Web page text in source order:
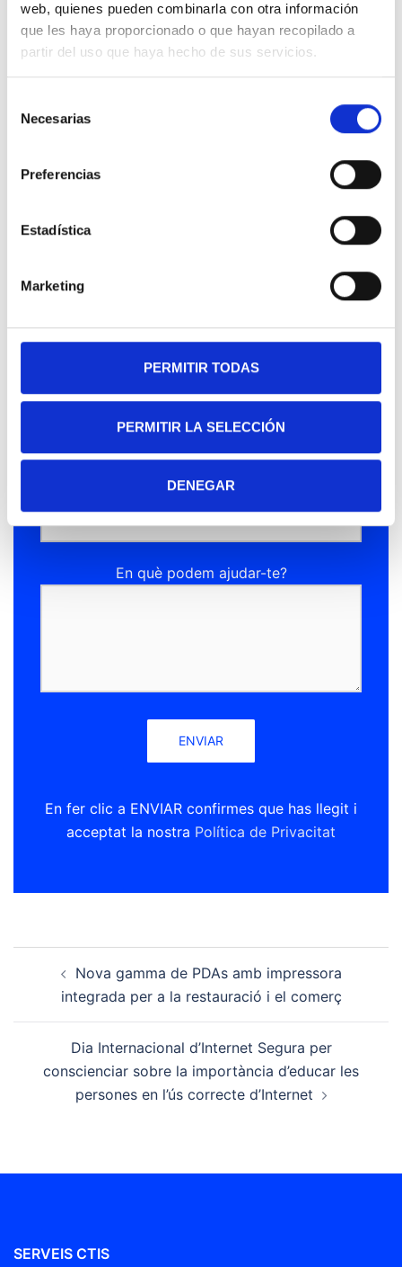
web, quienes pueden combinarla con otra información
que les haya proporcionado o que hayan recopilado a
partir del uso que haya hecho de sus servicios.
Necesarias
Preferencias
Estadística
Marketing
PERMITIR TODAS
PERMITIR LA SELECCIÓN
DENEGAR
Telèfon:93 726 76 22 •WhatsApp:656
33 70 48•Email:info@ctis.es
Si ho prefereixes, també pots deixar les
següent formulari i nosaltres ens posarem
en contacte amb tu el més aviat possible.
Email (requerit)
Telèfon de contacte
En què podem ajudar-te?
En fer clic a ENVIAR confirmes que has llegit i
acceptat la nostra Política de Privacitat
navigationNova gamma de PDAs amb impressora
integrada per a la restauració i el comerç
Dia Internacional d’Internet Segura per
conscienciar sobre la importància d’educar les
persones en l’ús correcte d’Internet
SERVEIS CTIS